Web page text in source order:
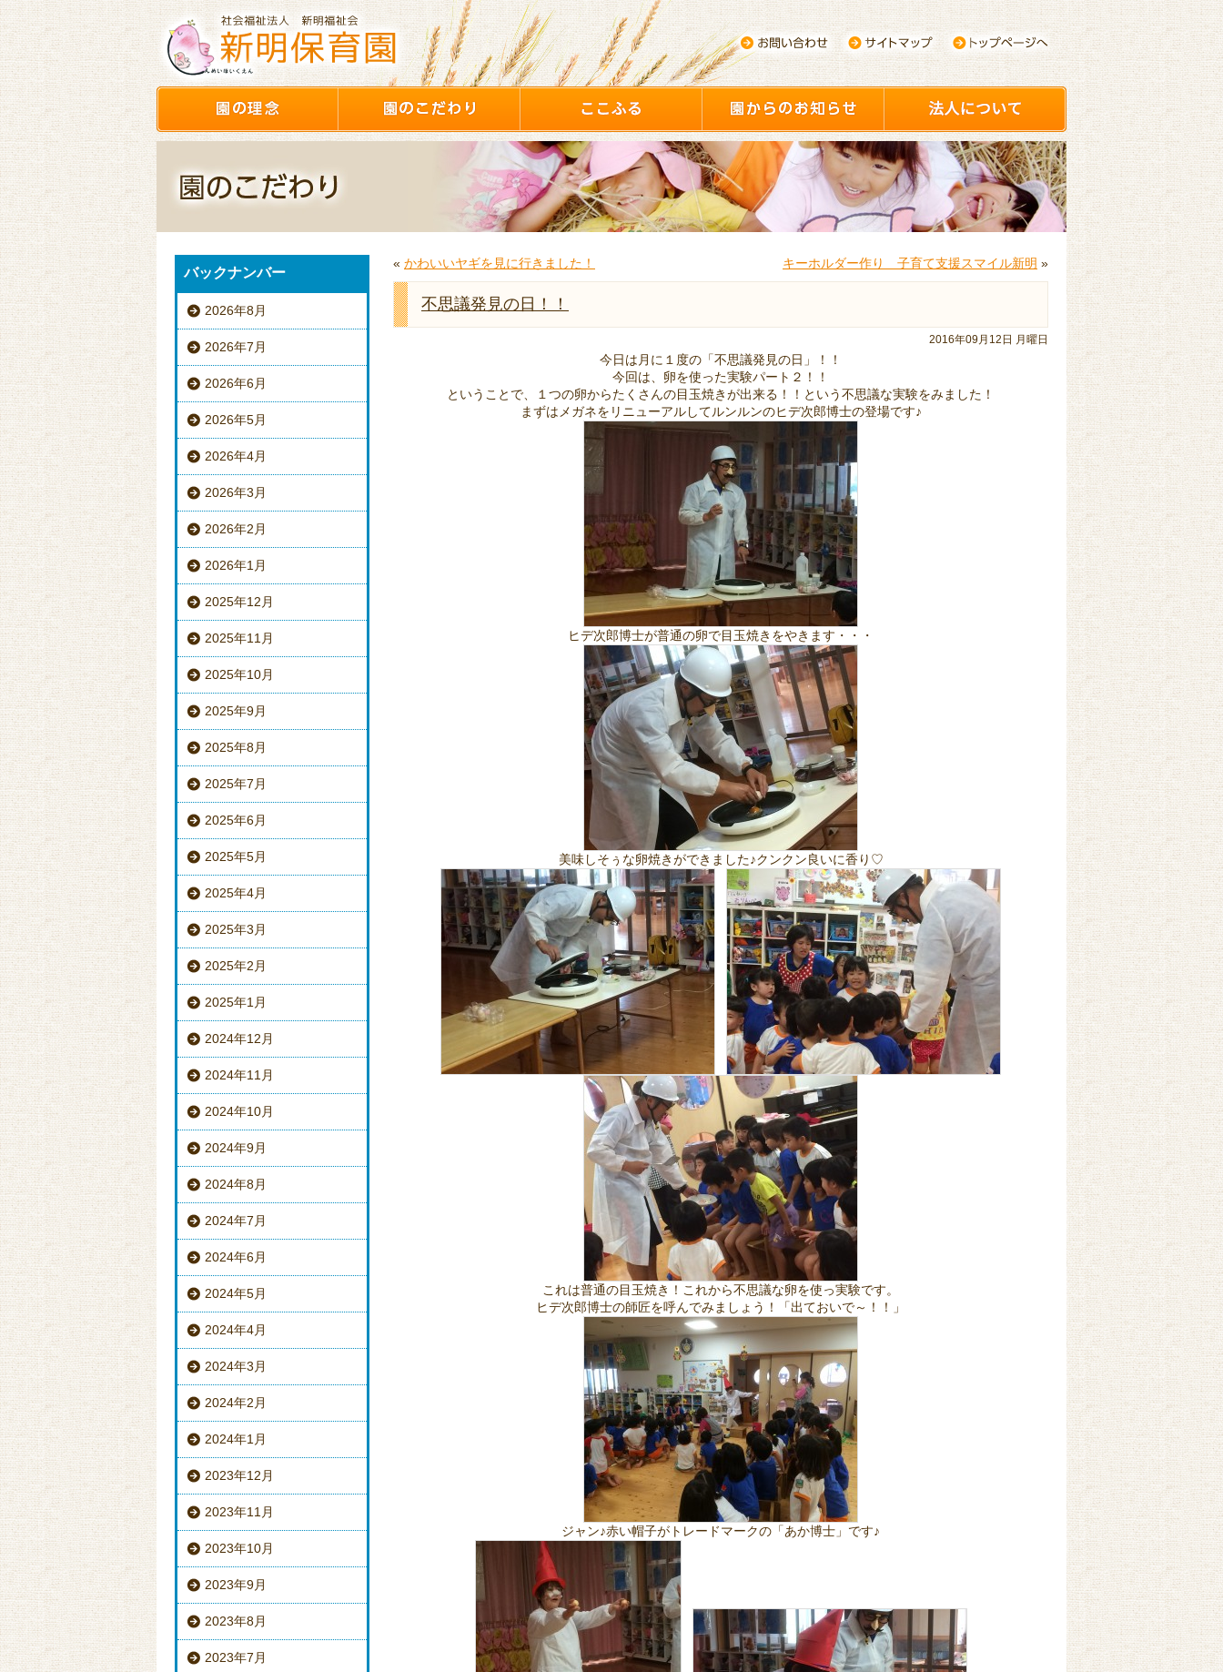
バックナンバー
2026年8月
2026年7月
2026年6月
2026年5月
2026年4月
2026年3月
2026年2月
2026年1月
2025年12月
2025年11月
2025年10月
2025年9月
2025年8月
2025年7月
2025年6月
2025年5月
2025年4月
2025年3月
2025年2月
2025年1月
2024年12月
2024年11月
2024年10月
2024年9月
2024年8月
2024年7月
2024年6月
2024年5月
2024年4月
2024年3月
2024年2月
2024年1月
2023年12月
2023年11月
2023年10月
2023年9月
2023年8月
2023年7月
« かわいいヤギを見に行きました！ キーホルダー作り 子育て支援スマイル新明 »
不思議発見の日！！
2016年09月12日 月曜日
今日は月に１度の「不思議発見の日」！！
今回は、卵を使った実験パート２！！
ということで、１つの卵からたくさんの目玉焼きが出来る！！という不思議な実験をみました！
まずはメガネをリニューアルしてルンルンのヒデ次郎博士の登場です♪
ヒデ次郎博士が普通の卵で目玉焼きをやきます・・・
美味しそぅな卵焼きができました♪クンクン良いに香り♡
これは普通の目玉焼き！これから不思議な卵を使っ実験です。
ヒデ次郎博士の師匠を呼んでみましょう！「出ておいで～！！」
ジャン♪赤い帽子がトレードマークの「あか博士」です♪